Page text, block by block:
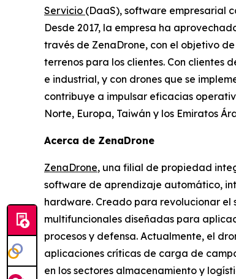
Servicio (DaaS), software empresarial
Desde 2017, la empresa ha
través de ZenaDrone, con el objetivo
terrenos para los clientes. Con clientes
e industrial, y con drones que se
contribuye a impulsar eficacias
Norte, Europa, Taiwán y los Emiratos
Acerca de ZenaDrone
ZenaDrone, una filial de propiedad
software de aprendizaje automático,
hardware. Creado para revolucionar el
multifuncionales diseñadas para
procesos y defensa. Actualmente, el
aplicaciones críticas de carga de
en los sectores almacenamiento y